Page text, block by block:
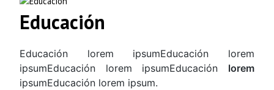
Educación
Educación lorem ipsumEducación lorem
ipsumEducación lorem ipsumEducación lorem
ipsumEducación lorem ipsum.